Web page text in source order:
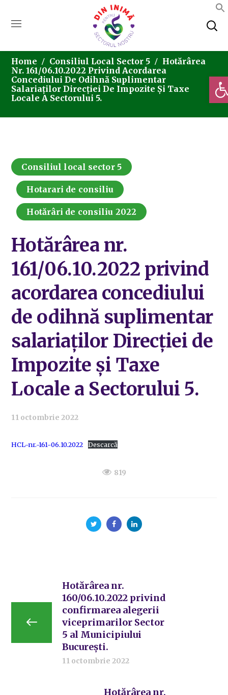
Home Consiliul Local Sector 5
Hotărârea
Nr. 161/06.10.2022 Privind Acordarea
Concediului De Odihnă Suplimentar
Salariaților Direcției De Impozite Și Taxe
Locale A Sectorului 5.
Consiliul local sector 5
Hotarari de consiliu
Hotărâri de consiliu 2022
Hotărârea nr.
161/06.10.2022 privind
acordarea concediului
de odihnă suplimentar
salariaților Direcției de
Impozite și Taxe
Locale a Sectorului 5.
11 octombrie 2022
HCL-nr.-161-06.10.2022 Descarcă
819
Hotărârea nr.
160/06.10.2022 privind
confirmarea alegerii
viceprimarilor Sector
5 al Municipiului
București.
11 octombrie 2022
Hotărârea nr.